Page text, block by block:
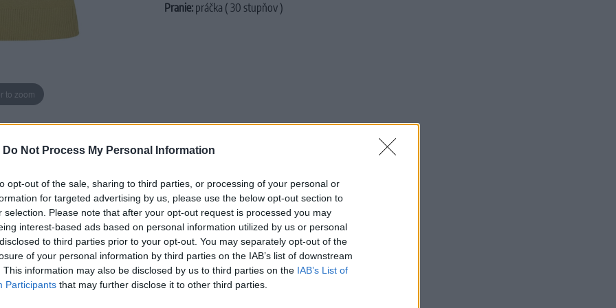
Do Not Process My Personal Information
opt-out of the sale, sharing to third parties, or processing of your personal or
for targeted advertising by us, please use the below opt-out section to
selection. Please note that after your opt-out request is processed you may
interest-based ads based on personal information utilized by us or personal
to third parties prior to your opt-out. You may separately opt-out of the
of your personal information by third parties on the IAB’s list of downstream
This information may also be disclosed by us to third parties on the IAB’s List of
Participants that may further disclose it to other third parties.
Pranie: práčka ( 30 stupňov )
to zoom
MOHLO BY SA VÁM TIEŽ HODIŤ